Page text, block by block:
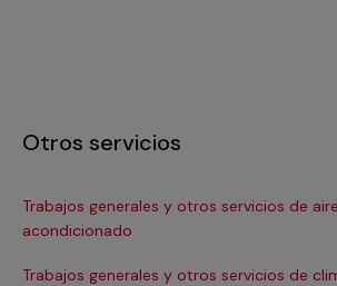
Otros servicios
Trabajos generales y otros servicios de aire
acondicionado
Trabajos generales y otros servicios de